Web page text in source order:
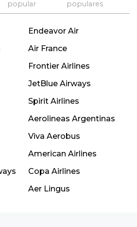
popular populares
Endeavor Air
Air France
Frontier Airlines
JetBlue Airways
Spirit Airlines
Aerolineas Argentinas
Viva Aerobus
American Airlines
Copa Airlines
Aer Lingus